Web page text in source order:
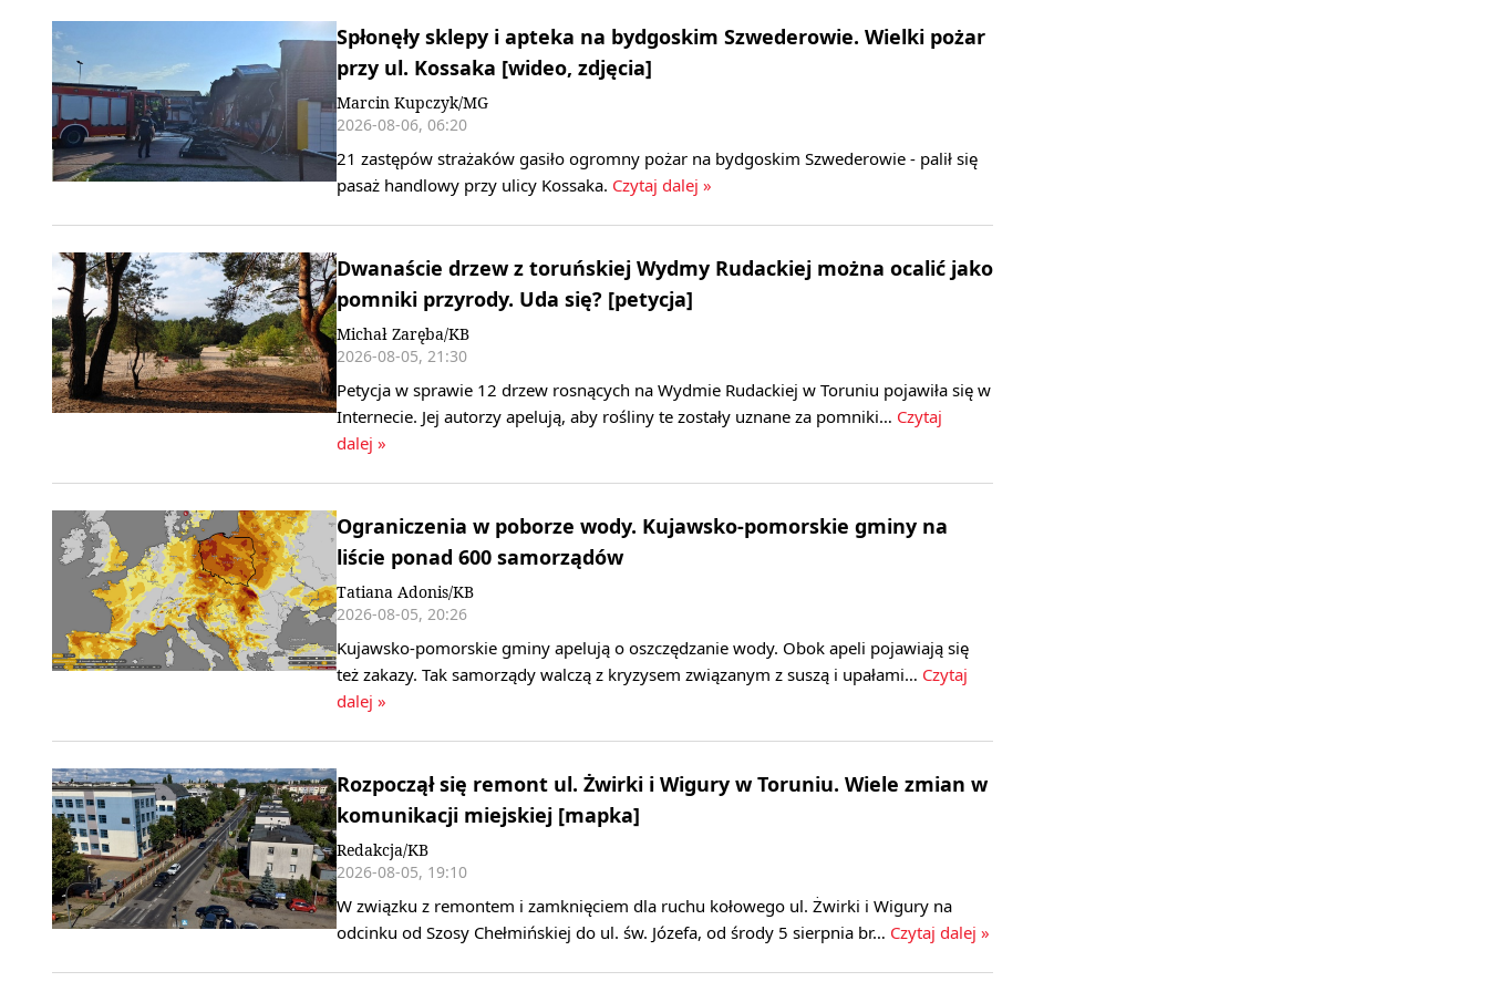
Spłonęły sklepy i apteka na bydgoskim Szwederowie. Wielki pożar
przy ul. Kossaka [wideo, zdjęcia]
Marcin Kupczyk/MG
2026-08-06, 06:20
21 zastępów strażaków gasiło ogromny pożar na bydgoskim Szwederowie - palił się
pasaż handlowy przy ulicy Kossaka. Czytaj dalej »
Dwanaście drzew z toruńskiej Wydmy Rudackiej można ocalić jako
pomniki przyrody. Uda się? [petycja]
Michał Zaręba/KB
2026-08-05, 21:30
Petycja w sprawie 12 drzew rosnących na Wydmie Rudackiej w Toruniu pojawiła się w
Internecie. Jej autorzy apelują, aby rośliny te zostały uznane za pomniki… Czytaj
dalej »
Ograniczenia w poborze wody. Kujawsko-pomorskie gminy na
liście ponad 600 samorządów
Tatiana Adonis/KB
2026-08-05, 20:26
Kujawsko-pomorskie gminy apelują o oszczędzanie wody. Obok apeli pojawiają się
też zakazy. Tak samorządy walczą z kryzysem związanym z suszą i upałami… Czytaj
dalej »
Rozpoczął się remont ul. Żwirki i Wigury w Toruniu. Wiele zmian w
komunikacji miejskiej [mapka]
Redakcja/KB
2026-08-05, 19:10
W związku z remontem i zamknięciem dla ruchu kołowego ul. Żwirki i Wigury na
odcinku od Szosy Chełmińskiej do ul. św. Józefa, od środy 5 sierpnia br… Czytaj dalej »